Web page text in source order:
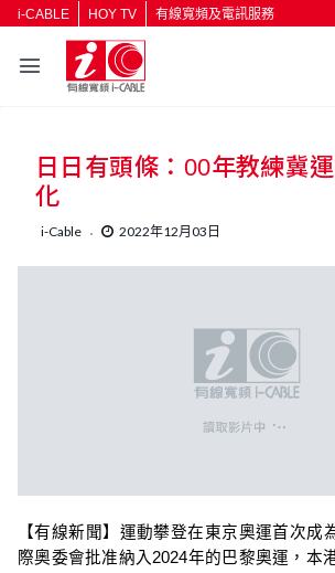
i-CABLE HOY TV 有線寬頻及電訊服務
返回
按輸入鍵開始搜尋
日日有頭條：00年教練冀
化
i-Cable 2022年12月03日
【有線新聞】運動攀登在東京奧運首次成
際奧委會批准納入2024年的巴黎奧運，本